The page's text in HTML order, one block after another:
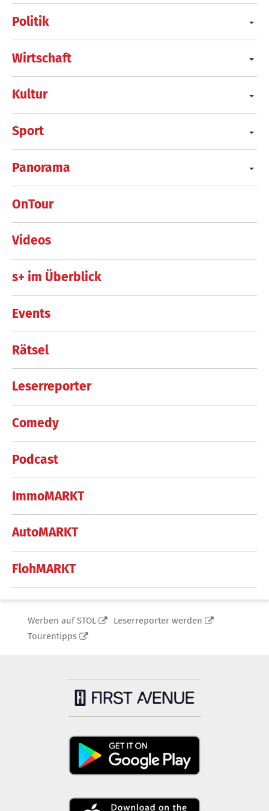
Politik
Wirtschaft
Kultur
Sport
Panorama
OnTour
Videos
s+ im Überblick
Events
Rätsel
Leserreporter
Comedy
Podcast
ImmoMARKT
AutoMARKT
FlohMARKT
Werben auf STOL
Leserreporter werden
Tourentipps